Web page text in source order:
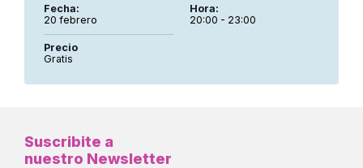
Fecha:
20 febrero
Hora:
20:00 - 23:00
Precio
Gratis
Suscribite a
nuestro Newsletter